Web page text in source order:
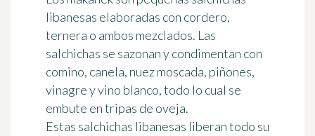
libanesas elaboradas con cordero,
ternera o ambos mezclados. Las
salchichas se sazonan y condimentan con
comino, canela, nuez moscada, piñones,
vinagre y vino blanco, todo lo cual se
embute en tripas de oveja.
Estas salchichas libanesas liberan todo su